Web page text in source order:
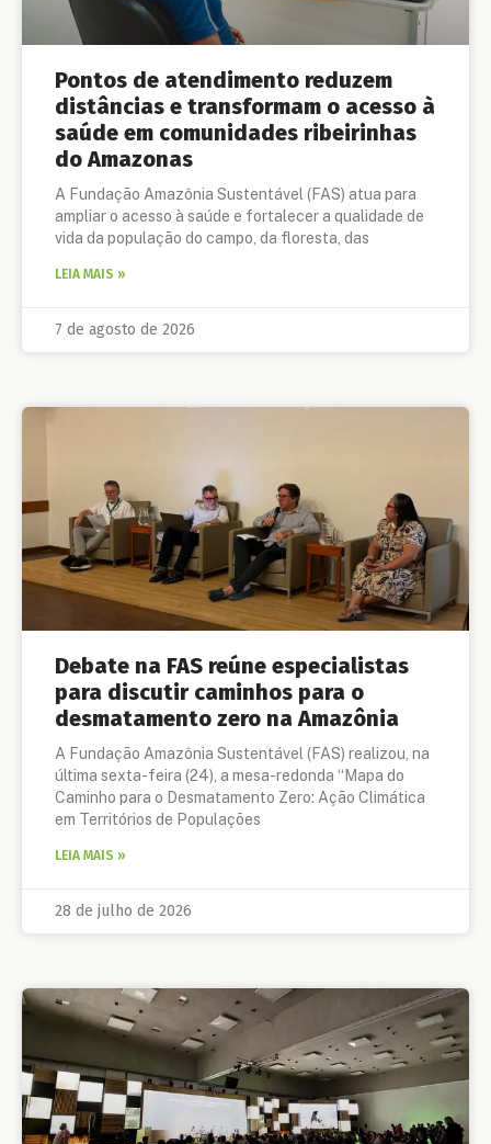
Pontos de atendimento reduzem
distâncias e transformam o acesso à
saúde em comunidades ribeirinhas
do Amazonas
A Fundação Amazônia Sustentável (FAS) atua para
ampliar o acesso à saúde e fortalecer a qualidade de
vida da população do campo, da floresta, das
LEIA MAIS »
7 de agosto de 2026
Debate na FAS reúne especialistas
para discutir caminhos para o
desmatamento zero na Amazônia
A Fundação Amazônia Sustentável (FAS) realizou, na
última sexta-feira (24), a mesa-redonda “Mapa do
Caminho para o Desmatamento Zero: Ação Climática
em Territórios de Populações
LEIA MAIS »
28 de julho de 2026